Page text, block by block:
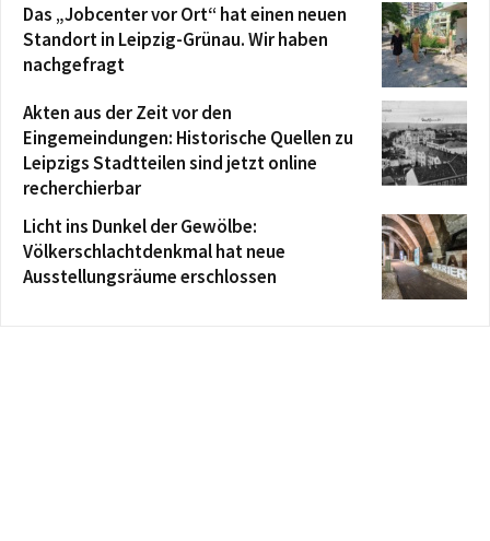
Das „Jobcenter vor Ort“ hat einen neuen
Standort in Leipzig-Grünau. Wir haben
nachgefragt
Akten aus der Zeit vor den
Eingemeindungen: Historische Quellen zu
Leipzigs Stadtteilen sind jetzt online
recherchierbar
Licht ins Dunkel der Gewölbe:
Völkerschlachtdenkmal hat neue
Ausstellungsräume erschlossen